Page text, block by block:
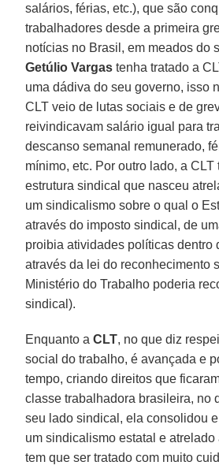
salários, férias, etc.), que são
trabalhadores desde a primeira
notícias no Brasil, em meados do
Getúlio Vargas tenha tratado a
uma dádiva do seu governo, isso
CLT veio de lutas sociais e de
reivindicavam salário igual para
descanso semanal remunerado,
mínimo, etc. Por outro lado, a CLT
estrutura sindical que nasceu
um sindicalismo sobre o qual o
através do imposto sindical, de
proibia atividades políticas dentro
através da lei do reconhecimento
Ministério do Trabalho poderia
sindical).
Enquanto aCLT, no que diz
social do trabalho, é avançada e
tempo, criando direitos que
classe trabalhadora brasileira, no
seu lado sindical, ela consolidou
um sindicalismo estatal e atrelado
tem que ser tratado com muito